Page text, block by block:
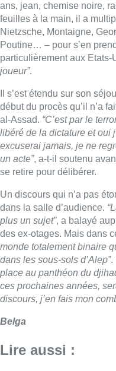
ans, jean, chemise noire,
feuilles à la main, il a
Nietzsche, Montaigne,
Poutine… – pour s’en
particulièrement aux Etats-
joueur”.
Il s’est étendu sur son
début du procès qu’il n’a
al-Assad. “C’est par le
libéré de la dictature et oui
excuserai jamais, je ne
un acte”, a-t-il soutenu
se retire pour délibérer.
Un discours qui n’a pas
dans la salle d’audience.
plus un sujet”, a balayé
des ex-otages. Mais dans
monde totalement binaire
dans les sous-sols d’Alep”.
place au panthéon du
ces prochaines années,
discours, j’en fais mon
Belga
Lire aussi :